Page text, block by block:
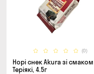
(0)
Норі снек Akura зі смаком
Теріякі, 4.5г